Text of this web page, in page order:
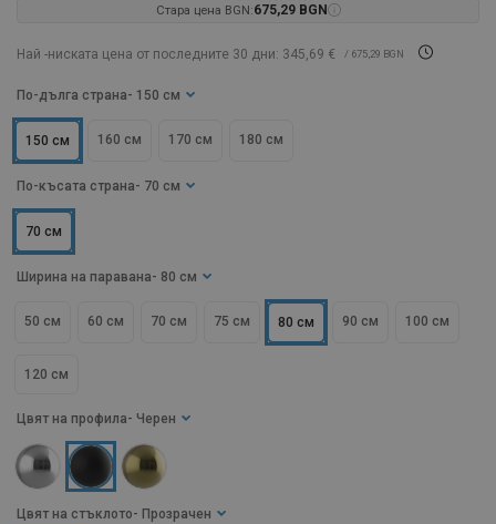
Стара цена BGN:675,29 BGN
Най -ниската цена от последните 30 дни: 345,69 € / 675,29 BGN
По-дълга страна - 150 см
150 см 160 см 170 см 180 см
По-късата страна - 70 см
70 см
Цвят на стъклото - Прозрачен
Цвят на профила - Черен
Ширина на паравана - 80 см
50 см 60 см 70 см 75 см 80 см 90 см 100 см
120 см